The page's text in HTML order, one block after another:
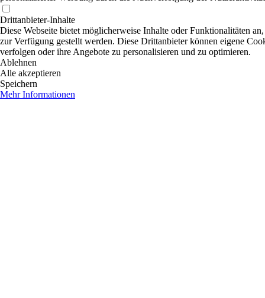
Drittanbieter-Inhalte
Diese Webseite bietet möglicherweise Inhalte oder Funktionalitäten
zur Verfügung gestellt werden. Diese Drittanbieter können eigene
verfolgen oder ihre Angebote zu personalisieren und zu optimieren.
Ablehnen
Alle akzeptieren
Speichern
Mehr Informationen